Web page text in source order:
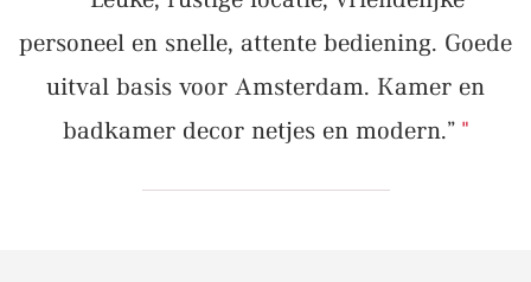
personeel en snelle, attente bediening. Goede
uitval basis voor Amsterdam. Kamer en
badkamer decor netjes en modern.”